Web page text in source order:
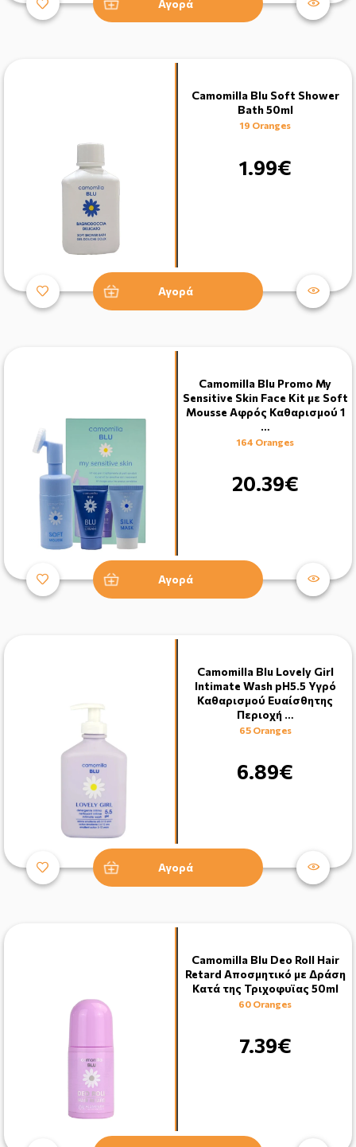
Αγορά
Camomilla Blu Soft Shower
Bath 50ml
19 Oranges
1.99€
Αγορά
Camomilla Blu Promo My
Sensitive Skin Face Kit με Soft
Mousse Αφρός Καθαρισμού 1
…
164 Oranges
20.39€
Αγορά
Camomilla Blu Lovely Girl
Intimate Wash pH5.5 Υγρό
Καθαρισμού Eυαίσθητης
Περιοχή …
65 Oranges
6.89€
Αγορά
Camomilla Blu Deo Roll Hair
Retard Αποσμητικό με Δράση
Κατά της Τριχοφυϊας 50ml
60 Oranges
7.39€